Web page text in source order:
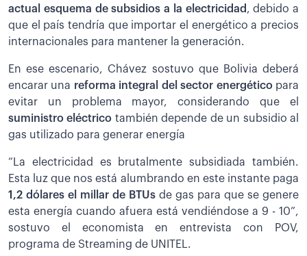
actual esquema de subsidios a la electricidad , debido a
que el país tendría que importar el energético a precios
internacionales para mantener la generación.
En ese escenario, Chávez sostuvo que Bolivia deberá
encarar una reforma integral del sector energético para
evitar un problema mayor, considerando que el
suministro eléctrico también depende de un subsidio al
gas utilizado para generar energía
“La electricidad es brutalmente subsidiada también.
Esta luz que nos está alumbrando en este instante paga
1,2 dólares el millar de BTUs de gas para que se genere
esta energía cuando afuera está vendiéndose a 9 - 10”,
sostuvo el economista en entrevista con POV,
programa de Streaming de UNITEL.